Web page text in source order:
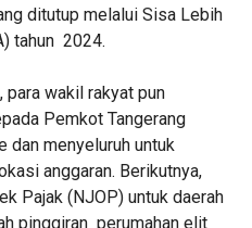
ditutup melalui Sisa Lebih
tahun 2024.
para wakil rakyat pun
Pemkot Tangerang
dan menyeluruh untuk
anggaran. Berikutnya,
Pajak (NJOP) untuk daerah
pinggiran perumahan elit